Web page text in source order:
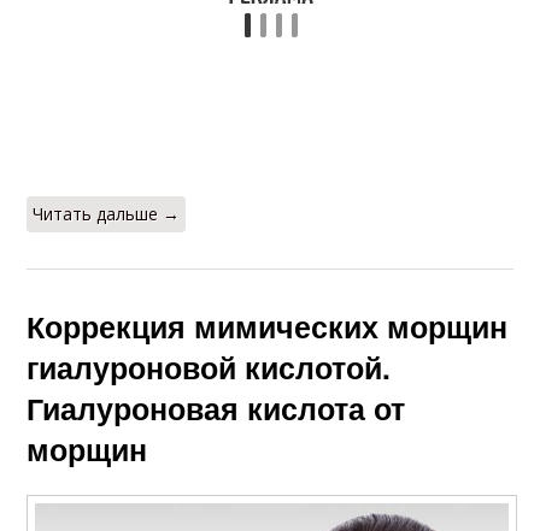
Читать дальше →
Коррекция мимических морщин
гиалуроновой кислотой.
Гиалуроновая кислота от
морщин